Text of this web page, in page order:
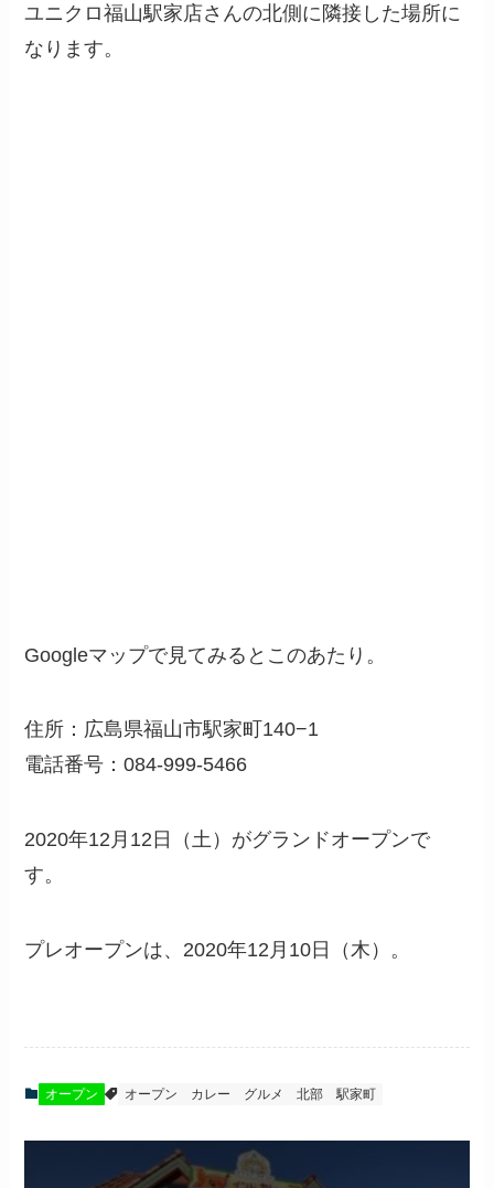
ユニクロ福山駅家店さんの北側に隣接した場所に
なります。
Googleマップで見てみるとこのあたり。
住所：広島県福山市駅家町140−1
電話番号：084-999-5466
2020年12月12日（土）がグランドオープンで
す。
プレオープンは、2020年12月10日（木）。
オープン オープン カレー グルメ 北部 駅家町